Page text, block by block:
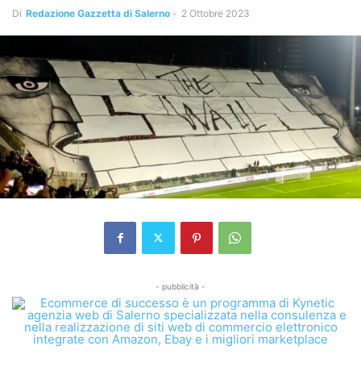
Di Redazione Gazzetta di Salerno - 2 Ottobre 2023
- pubblicità -